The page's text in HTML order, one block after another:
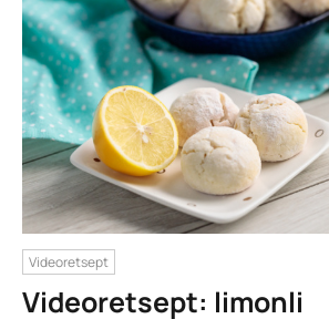
Videoretsept
Videoretsept: limonli